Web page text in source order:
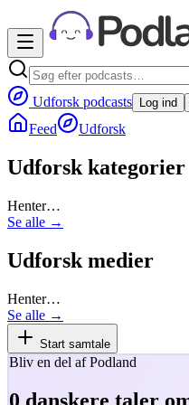
Udforsk podcasts Log ind
Feed Udforsk
Udforsk kategorier
Henter…
Se alle →
Udforsk medier
Henter…
Se alle →
Start samtale
Bliv en del af Podland